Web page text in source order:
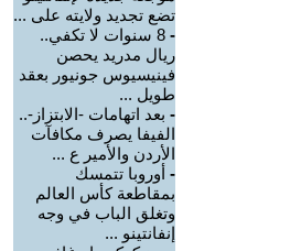
تضع تجديد ولايته على ...
-
8 سنوات لا تكفي..
ريال مدريد يحصن
فينيسيوس جونيور بعقد
طويل ...
- بعد اتهامات -الابتزاز-..
الفيفا يصرف مكافآت
الأردن والأمير ع ...
- أوروبا تتمسك
بمقاطعة كأس العالم
وتغلق الباب في وجه
إنفانتينو ...